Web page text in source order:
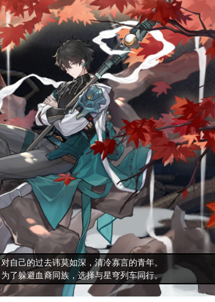
对自己的过去讳莫如深，清冷寡言的青年。
为了躲避血裔同族，选择与星穹列车同行。